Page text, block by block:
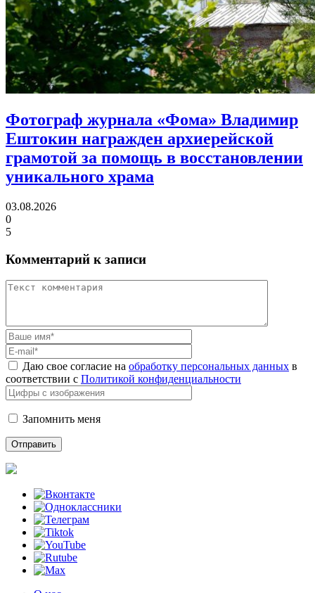
Фотограф журнала «Фома» Владимир
Ештокин награжден архиерейской
грамотой за помощь в восстановлении
уникального храма
03.08.2026
0
5
Комментарий к записи
Даю свое согласие на обработку персональных данных в
соответствии с Политикой конфиденциальности
Запомнить меня